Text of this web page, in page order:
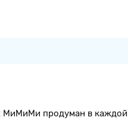
МиМиМи продуман в каждой